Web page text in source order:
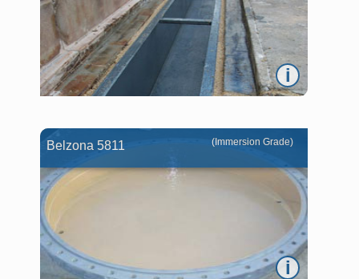
i
Belzona 5811
i
(Immersion Grade)